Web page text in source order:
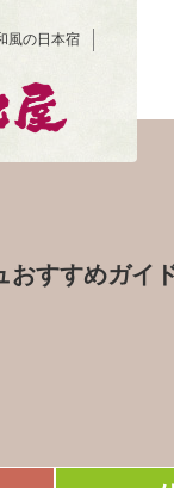
風の日本宿
おすすめガイ